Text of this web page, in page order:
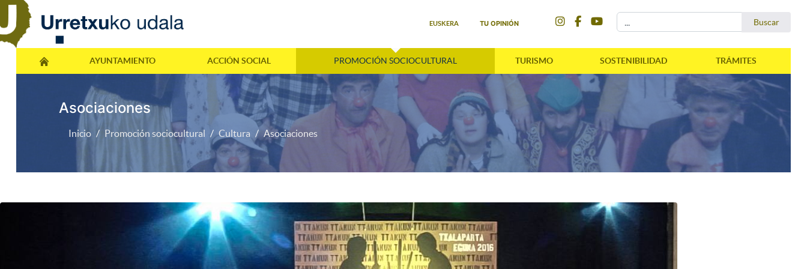
EUSKERA TU OPINIÓN Buscar
AYUNTAMIENTO ACCIÓN SOCIAL PROMOCIÓN SOCIOCULTURAL TURISMO SOSTENIBILIDAD TRÁMITES
Asociaciones
Inicio Promoción sociocultural Cultura Asociaciones